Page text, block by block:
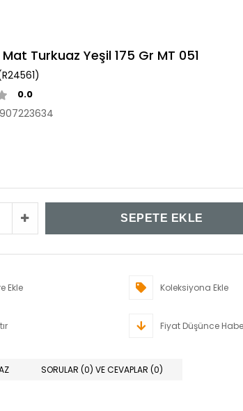
Turkuaz Yeşil 175 Gr MT 051
0.0
Ekle Koleksiyona Ekle
Fiyat Düşünce
SORULAR (0) VE CEVAPLAR (0)